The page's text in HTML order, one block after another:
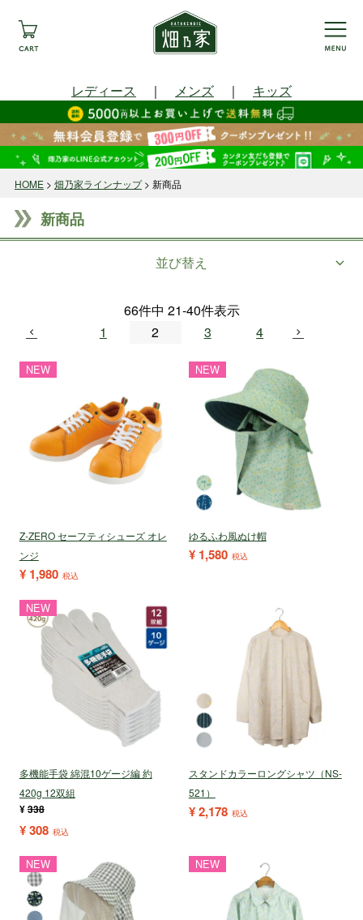
レディース ｜ メンズ ｜ キッズ
HOME 畑乃家ラインナップ 新商品
新商品
並び替え
66件中 21-40件表示
1
2 3 4
NEW
Z-ZERO セーフティシューズ オレ
ンジ
¥ 1,980 税込
NEW
ゆるふわ風ぬけ帽
¥ 1,580 税込
NEW
多機能手袋 綿混10ゲージ編 約
420g 12双組
¥338
¥308 税込
スタンドカラーロングシャツ（NS-
521）
¥2,178 税込
NEW NEW